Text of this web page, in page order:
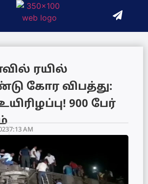
ரயில்
கோர விபத்து:
900 பேர்
7:13 AM